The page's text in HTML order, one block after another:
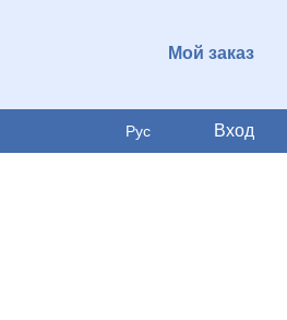
Мой заказ
Рус Вход